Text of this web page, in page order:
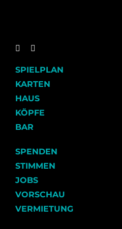
SPIELPLAN
KARTEN
HAUS
KÖPFE
BAR
SPENDEN
STIMMEN
JOBS
VORSCHAU
VERMIETUNG